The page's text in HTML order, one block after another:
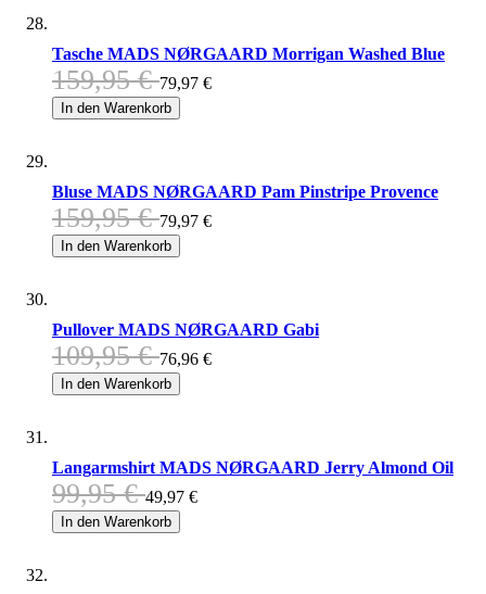
Tasche MADS NØRGAARD Morrigan Washed Blue
159,95 € 79,97 €
In den Warenkorb
Bluse MADS NØRGAARD Pam Pinstripe Provence
159,95 € 79,97 €
In den Warenkorb
Pullover MADS NØRGAARD Gabi
109,95 € 76,96 €
In den Warenkorb
Langarmshirt MADS NØRGAARD Jerry Almond Oil
99,95 € 49,97 €
In den Warenkorb